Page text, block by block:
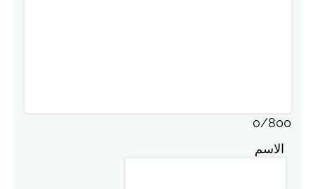
0/800
الاسم